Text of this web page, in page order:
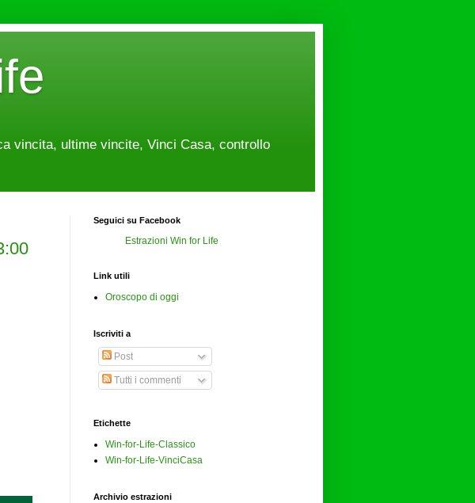
vincita, ultime vincite, Vinci Casa, controllo
Seguici su Facebook
Estrazioni Win for Life
Link utili
Oroscopo di oggi
Iscriviti a
Post
Tutti i commenti
Etichette
Win-for-Life-Classico
Win-for-Life-VinciCasa
Archivio estrazioni